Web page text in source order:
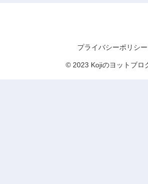
プライバシーポリシー
© 2023 Kojiのヨットブロ